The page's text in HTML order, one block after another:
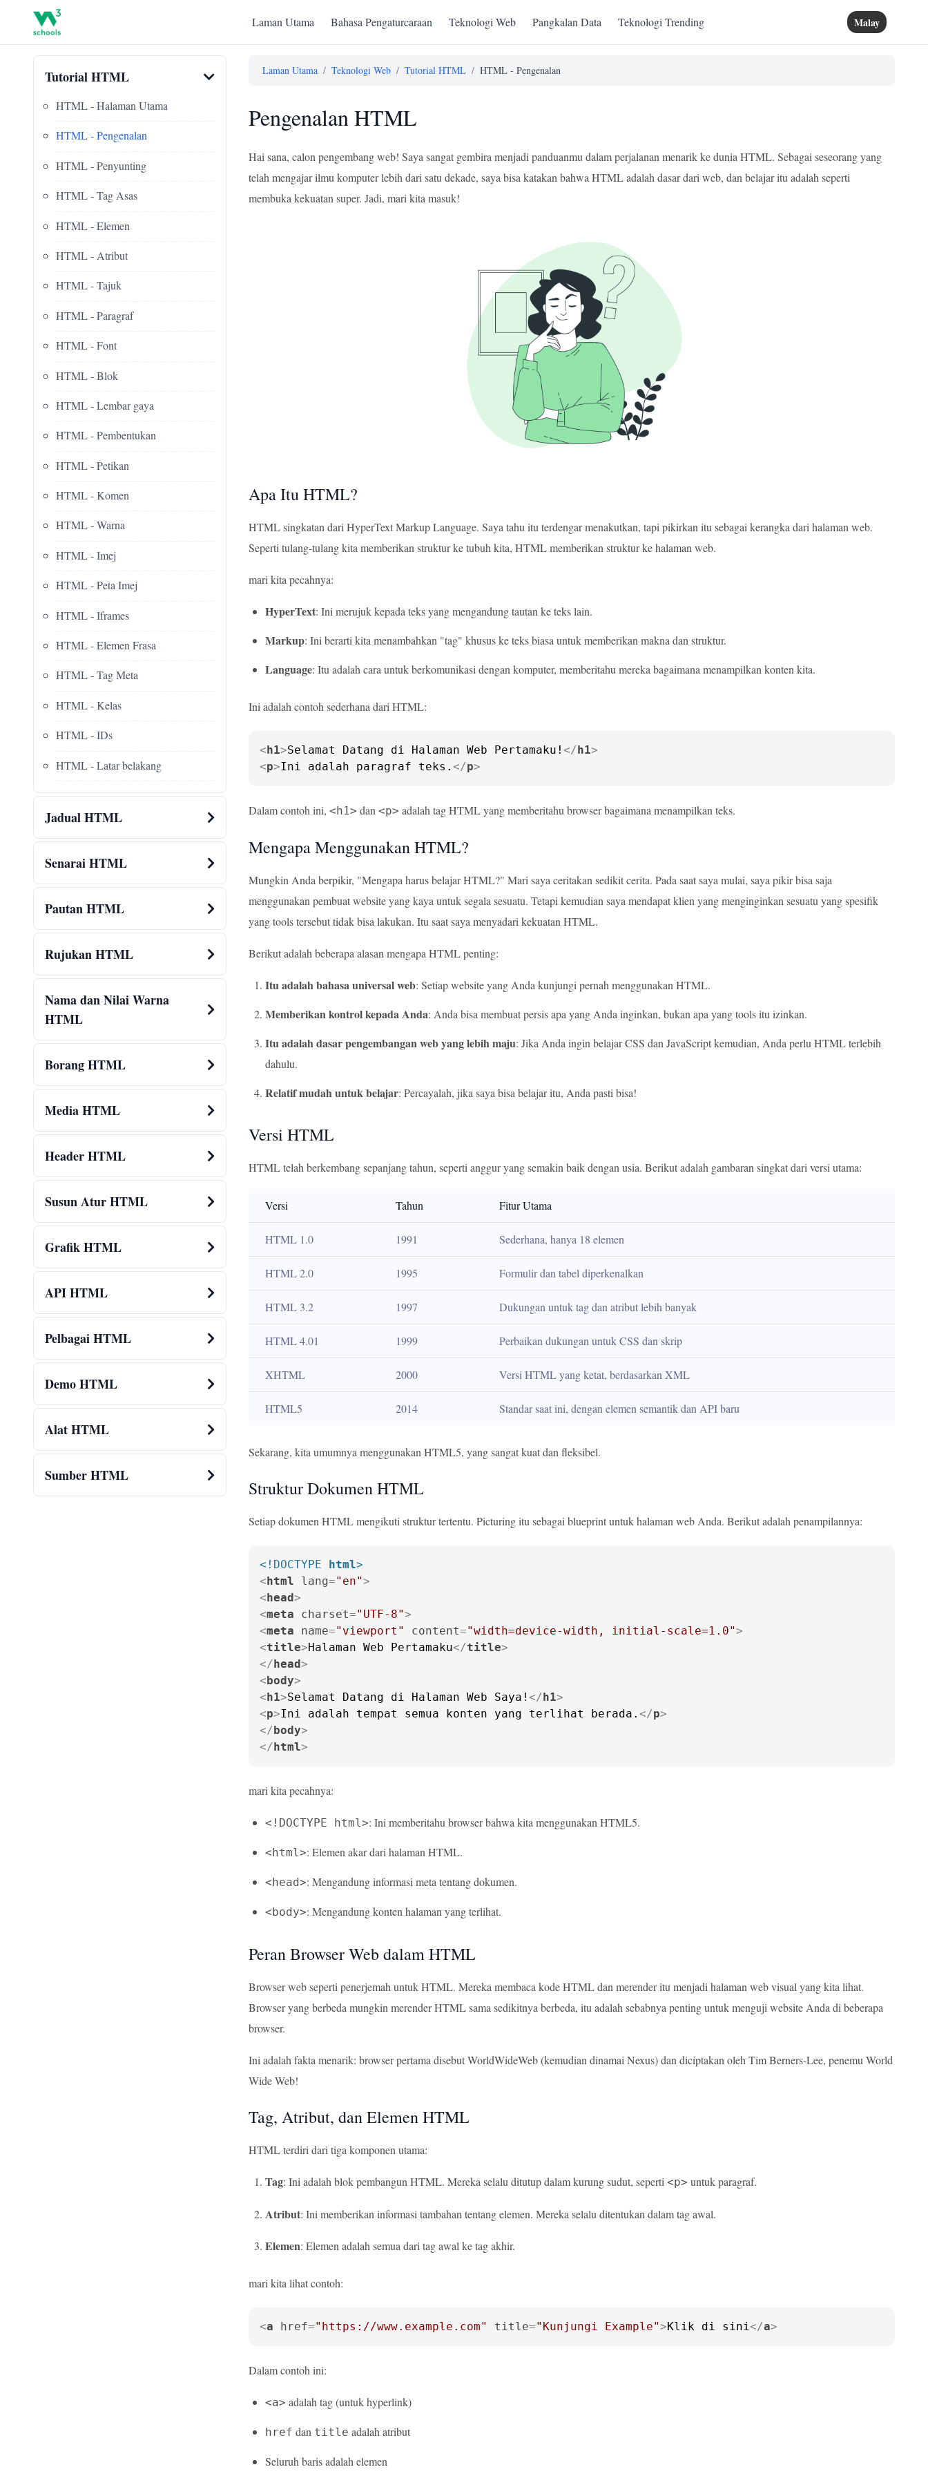
Laman Utama Bahasa Pengaturcaraan Teknologi Web Pangkalan Data Teknologi Trending Malay
Tutorial HTML
HTML - Halaman Utama
HTML - Pengenalan
HTML - Penyunting
HTML - Tag Asas
HTML - Elemen
HTML - Atribut
HTML - Tajuk
HTML - Paragraf
HTML - Font
HTML - Blok
HTML - Lembar gaya
HTML - Pembentukan
HTML - Petikan
HTML - Komen
HTML - Warna
HTML - Imej
HTML - Peta Imej
HTML - Iframes
HTML - Elemen Frasa
HTML - Tag Meta
HTML - Kelas
HTML - IDs
HTML - Latar belakang
Jadual HTML
Senarai HTML
Pautan HTML
Rujukan HTML
Nama dan Nilai Warna
HTML
Borang HTML
Media HTML
Header HTML
Susun Atur HTML
Grafik HTML
API HTML
Pelbagai HTML
Demo HTML
Alat HTML
Sumber HTML
Laman Utama / Teknologi Web / Tutorial HTML / HTML - Pengenalan
Pengenalan HTML
Hai sana, calon pengembang web! Saya sangat gembira menjadi panduanmu dalam perjalanan menarik ke dunia HTML. Sebagai seseorang yang
telah mengajar ilmu komputer lebih dari satu dekade, saya bisa katakan bahwa HTML adalah dasar dari web, dan belajar itu adalah seperti
membuka kekuatan super. Jadi, mari kita masuk!
Apa Itu HTML?
HTML singkatan dari HyperText Markup Language. Saya tahu itu terdengar menakutkan, tapi pikirkan itu sebagai kerangka dari halaman web.
Seperti tulang-tulang kita memberikan struktur ke tubuh kita, HTML memberikan struktur ke halaman web.
mari kita pecahnya:
HyperText: Ini merujuk kepada teks yang mengandung tautan ke teks lain.
Markup: Ini berarti kita menambahkan "tag" khusus ke teks biasa untuk memberikan makna dan struktur.
Language: Itu adalah cara untuk berkomunikasi dengan komputer, memberitahu mereka bagaimana menampilkan konten kita.
Ini adalah contoh sederhana dari HTML:
<h1>Selamat Datang di Halaman Web Pertamaku! </h1>
<p>Ini adalah paragraf teks. </p>
Dalam contoh ini, <h1> dan <p> adalah tag HTML yang memberitahu browser bagaimana menampilkan teks.
Mengapa Menggunakan HTML?
Mungkin Anda berpikir, "Mengapa harus belajar HTML?" Mari saya ceritakan sedikit cerita. Pada saat saya mulai, saya pikir bisa saja
menggunakan pembuat website yang kaya untuk segala sesuatu. Tetapi kemudian saya mendapat klien yang menginginkan sesuatu yang spesifik
yang tools tersebut tidak bisa lakukan. Itu saat saya menyadari kekuatan HTML.
Berikut adalah beberapa alasan mengapa HTML penting:
Itu adalah bahasa universal web: Setiap website yang Anda kunjungi pernah menggunakan HTML.
Memberikan kontrol kepada Anda: Anda bisa membuat persis apa yang Anda inginkan, bukan apa yang tools itu izinkan.
Itu adalah dasar pengembangan web yang lebih maju: Jika Anda ingin belajar CSS dan JavaScript kemudian, Anda perlu HTML terlebih
dahulu.
Relatif mudah untuk belajar: Percayalah, jika saya bisa belajar itu, Anda pasti bisa!
Versi HTML
HTML telah berkembang sepanjang tahun, seperti anggur yang semakin baik dengan usia. Berikut adalah gambaran singkat dari versi utama:
Versi Tahun Fitur Utama
HTML 1.0 1991 Sederhana, hanya 18 elemen
HTML 2.0 1995 Formulir dan tabel diperkenalkan
HTML 3.2 1997 Dukungan untuk tag dan atribut lebih banyak
HTML 4.01 1999 Perbaikan dukungan untuk CSS dan skrip
XHTML 2000 Versi HTML yang ketat, berdasarkan XML
HTML5 2014 Standar saat ini, dengan elemen semantik dan API baru
Sekarang, kita umumnya menggunakan HTML5, yang sangat kuat dan fleksibel.
Struktur Dokumen HTML
Setiap dokumen HTML mengikuti struktur tertentu. Picturing itu sebagai blueprint untuk halaman web Anda. Berikut adalah penampilannya:
<!DOCTYPE html>
<html lang="en">
<head>
<meta charset="UTF-8">
<meta name="viewport" content="width=device-width, initial-scale=1.0">
<title>Halaman Web Pertamaku</title>
</head>
<body>
<h1>Selamat Datang di Halaman Web Saya! </h1>
<p>Ini adalah tempat semua konten yang terlihat berada. </p>
</body>
</html>
mari kita pecahnya:
<!DOCTYPE html>: Ini memberitahu browser bahwa kita menggunakan HTML5.
<html>: Elemen akar dari halaman HTML.
<head>: Mengandung informasi meta tentang dokumen.
<body>: Mengandung konten halaman yang terlihat.
Peran Browser Web dalam HTML
Browser web seperti penerjemah untuk HTML. Mereka membaca kode HTML dan merender itu menjadi halaman web visual yang kita lihat.
Browser yang berbeda mungkin merender HTML sama sedikitnya berbeda, itu adalah sebabnya penting untuk menguji website Anda di beberapa
browser.
Ini adalah fakta menarik: browser pertama disebut WorldWideWeb (kemudian dinamai Nexus) dan diciptakan oleh Tim Berners-Lee, penemu World
Wide Web!
Tag, Atribut, dan Elemen HTML
HTML terdiri dari tiga komponen utama:
Tag: Ini adalah blok pembangun HTML. Mereka selalu ditutup dalam kurung sudut, seperti <p> untuk paragraf.
Atribut: Ini memberikan informasi tambahan tentang elemen. Mereka selalu ditentukan dalam tag awal.
Elemen: Elemen adalah semua dari tag awal ke tag akhir.
mari kita lihat contoh:
<a href="https://www.example.com" title="Kunjungi Example">Klik di sini</a>
Dalam contoh ini:
<a> adalah tag (untuk hyperlink)
href dan title adalah atribut
Seluruh baris adalah elemen